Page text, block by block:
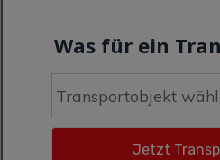
Was für ein